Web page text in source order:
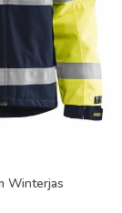
Winterjas